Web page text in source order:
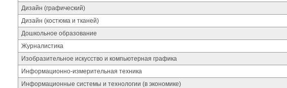
Дизайн (графический)
Дизайн (костюма и тканей)
Дошкольное образование
Журналистика
Изобразительное искусство и компьютерная графика
Информационно-измерительная техника
Информационные системы и технологии (в экономике)